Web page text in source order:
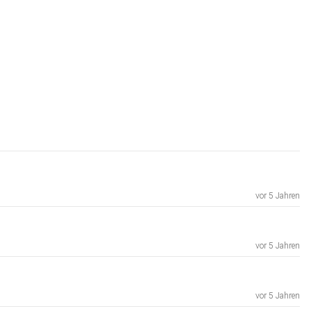
vor 5 Jahren
vor 5 Jahren
vor 5 Jahren